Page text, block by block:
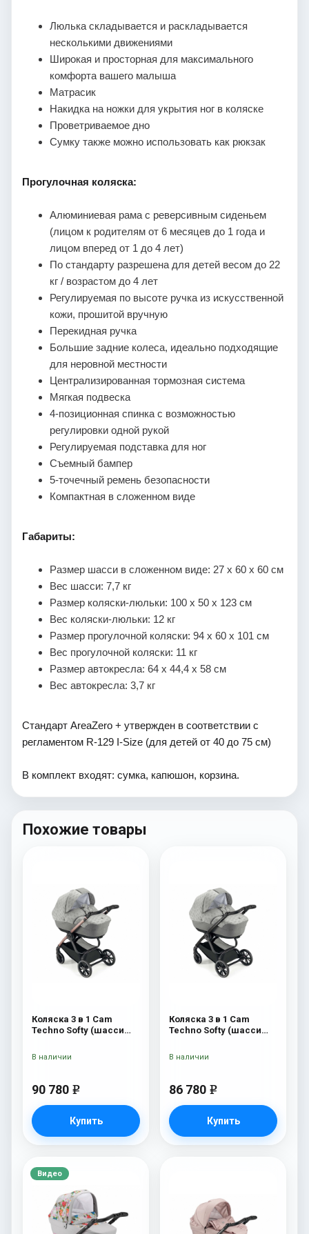
Люлька складывается и раскладывается
несколькими движениями
Широкая и просторная для максимального
комфорта вашего малыша
Матрасик
Накидка на ножки для укрытия ног в коляске
Проветриваемое дно
Сумку также можно использовать как рюкзак
Прогулочная коляска:
Алюминиевая рама с реверсивным сиденьем
(лицом к родителям от 6 месяцев до 1 года и
лицом вперед от 1 до 4 лет)
По стандарту разрешена для детей весом до 22
кг / возрастом до 4 лет
Регулируемая по высоте ручка из искусственной
кожи, прошитой вручную
Перекидная ручка
Большие задние колеса, идеально подходящие
для неровной местности
Централизированная тормозная система
Мягкая подвеска
4-позиционная спинка с возможностью
регулировки одной рукой
Регулируемая подставка для ног
Съемный бампер
5-точечный ремень безопасности
Компактная в сложенном виде
Габариты:
Размер шасси в сложенном виде: 27 х 60 х 60 см
Вес шасси: 7,7 кг
Размер коляски-люльки: 100 х 50 х 123 см
Вес коляски-люльки: 12 кг
Размер прогулочной коляски: 94 х 60 х 101 см
Вес прогулочной коляски: 11 кг
Размер автокресла: 64 х 44,4 х 58 см
Вес автокресла: 3,7 кг
Стандарт AreaZero + утвержден в соответствии с
регламентом R-129 I-Size (для детей от 40 до 75 см)
В комплект входят: сумка, капюшон, корзина.
Похожие товары
Коляска 3 в 1 Cam
Techno Softy (шасси
90 780 e
Купить
В наличии
Коляска 3 в 1 Cam
Techno Softy (шасси
86 780 e
Купить
В наличии
Видео